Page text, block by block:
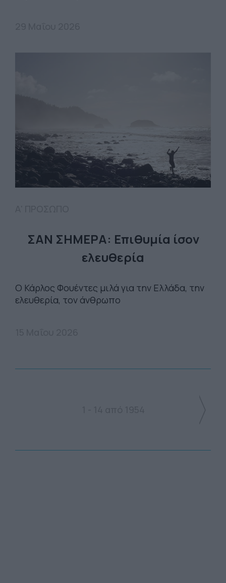
ΣΑΝ ΣΗΜΕΡΑ: Επιθυμία ίσον
ελευθερία
Ο Κάρλος Φουέντες μιλά για την Ελλάδα, την
ελευθερία, τον άνθρωπο